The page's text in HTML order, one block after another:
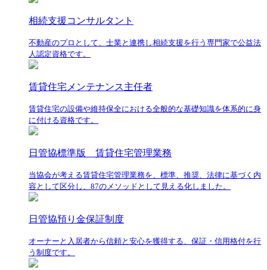
相続支援コンサルタント
不動産のプロとして、士業と連携し相続支援を行う専門家で公益法
人認定資格です。
賃貸住宅メンテナンス主任者
賃貸住宅の設備や維持保全における全般的な基礎知識を体系的に身
に付ける資格です。
日管協標準版 賃貸住宅管理業務
当協会が考える賃貸住宅管理業務を、標準、推奨、法律に基づく内
容として区分し、87のメソッドとして見える化しました。
日管協預り金保証制度
オーナーと入居者から信頼と安心を獲得する、保証・信用格付を行
う制度です。